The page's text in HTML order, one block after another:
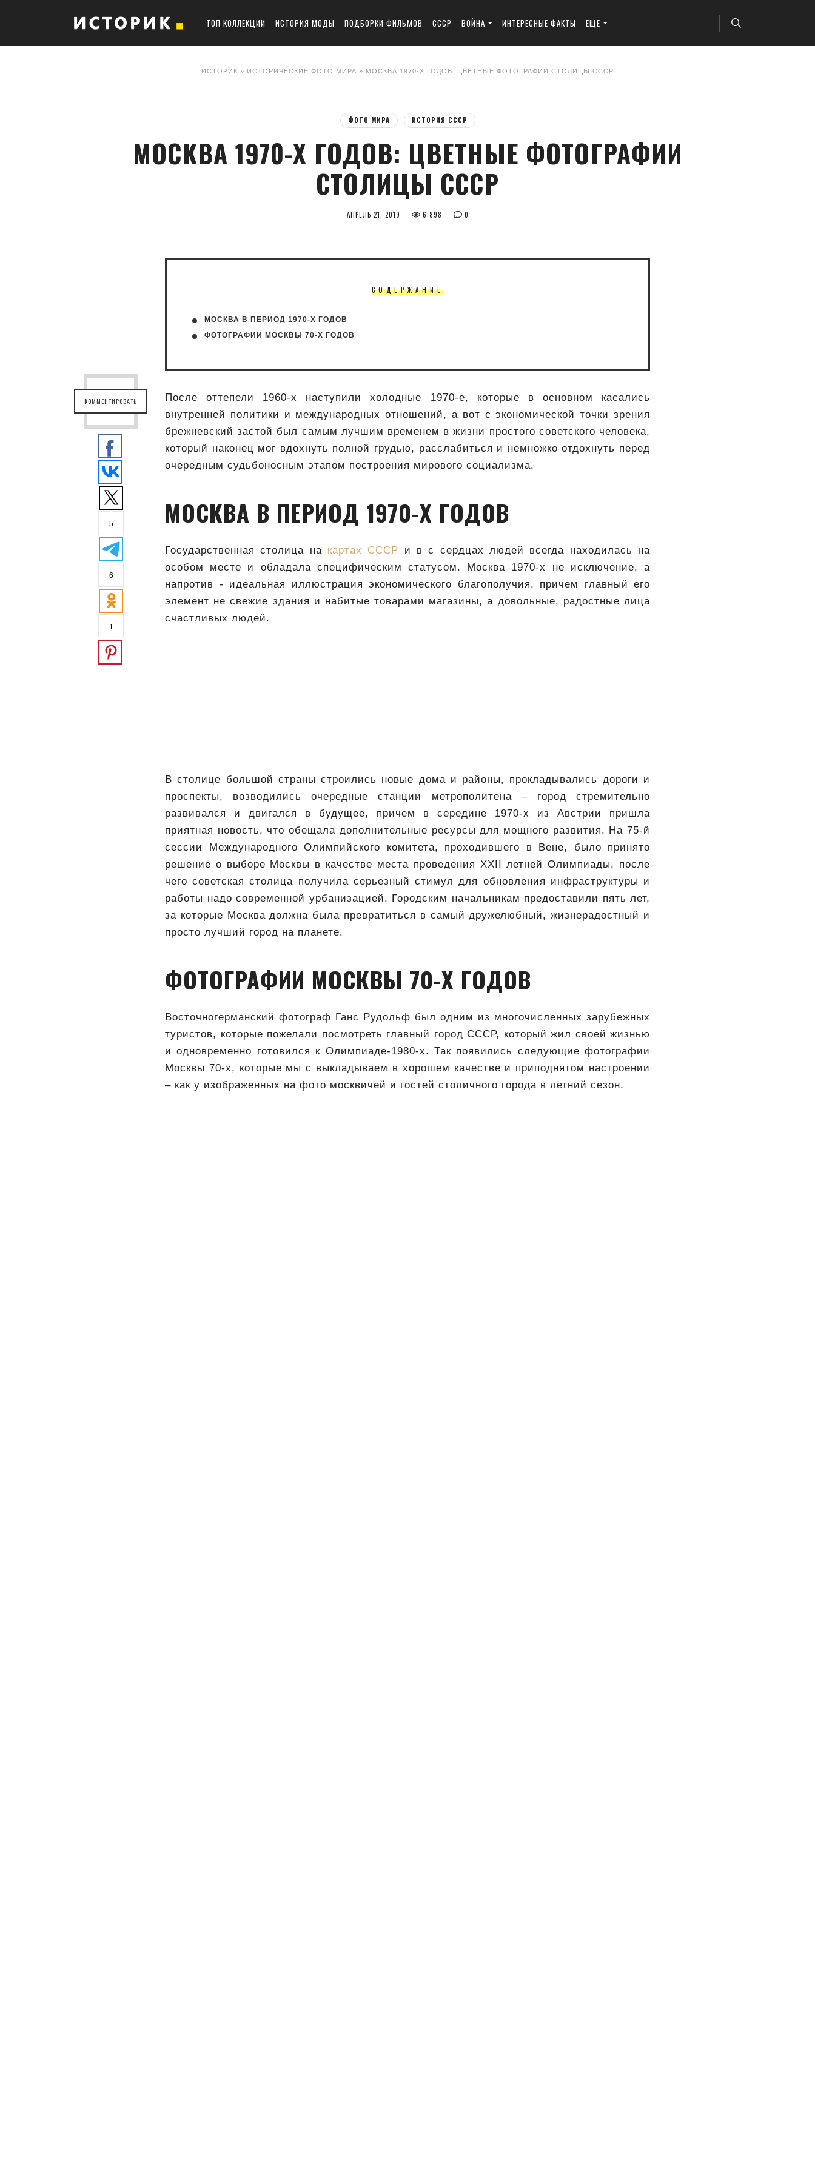
ТОП КОЛЛЕКЦИИ ИСТОРИЯ МОДЫ ПОДБОРКИ ФИЛЬМОВ СССР ВОЙНА ИНТЕРЕСНЫЕ ФАКТЫ ЕЩЕ
ИСТОРИК » ИСТОРИЧЕСКИЕ ФОТО МИРА » МОСКВА 1970-Х ГОДОВ: ЦВЕТНЫЕ ФОТОГРАФИИ СТОЛИЦЫ СССР
ФОТО МИРА ИСТОРИЯ СССР
МОСКВА 1970-Х ГОДОВ: ЦВЕТНЫЕ ФОТОГРАФИИ
СТОЛИЦЫ СССР
АПРЕЛЬ 21, 2019 6 898 0
СОДЕРЖАНИЕ
МОСКВА В ПЕРИОД 1970-Х ГОДОВ
ФОТОГРАФИИ МОСКВЫ 70-Х ГОДОВ
После оттепели 1960-х наступили холодные 1970-е, которые в основном касались
внутренней политики и международных отношений, а вот с экономической точки зрения
брежневский застой был самым лучшим временем в жизни простого советского человека,
который наконец мог вдохнуть полной грудью, расслабиться и немножко отдохнуть перед
очередным судьбоносным этапом построения мирового социализма.
МОСКВА В ПЕРИОД 1970-Х ГОДОВ
Государственная столица на картах СССР и в с сердцах людей всегда находилась на
особом месте и обладала специфическим статусом. Москва 1970-х не исключение, а
напротив - идеальная иллюстрация экономического благополучия, причем главный его
элемент не свежие здания и набитые товарами магазины, а довольные, радостные лица
счастливых людей.
В столице большой страны строились новые дома и районы, прокладывались дороги и
проспекты, возводились очередные станции метрополитена – город стремительно
развивался и двигался в будущее, причем в середине 1970-х из Австрии пришла
приятная новость, что обещала дополнительные ресурсы для мощного развития. На 75-й
сессии Международного Олимпийского комитета, проходившего в Вене, было принято
решение о выборе Москвы в качестве места проведения XXII летней Олимпиады, после
чего советская столица получила серьезный стимул для обновления инфраструктуры и
работы надо современной урбанизацией. Городским начальникам предоставили пять лет,
за которые Москва должна была превратиться в самый дружелюбный, жизнерадостный и
просто лучший город на планете.
ФОТОГРАФИИ МОСКВЫ 70-Х ГОДОВ
Восточногерманский фотограф Ганс Рудольф был одним из многочисленных зарубежных
туристов, которые пожелали посмотреть главный город СССР, который жил своей жизнью
и одновременно готовился к Олимпиаде-1980-х. Так появились следующие фотографии
Москвы 70-х, которые мы с выкладываем в хорошем качестве и приподнятом настроении
– как у изображенных на фото москвичей и гостей столичного города в летний сезон.
КОММЕНТИРОВАТЬ
5
6
1